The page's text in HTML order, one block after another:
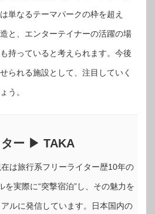
単なるテーマパークの枠を超え
と、エンターテイナーの活躍の場
持っていると考えられます。今後
られる施設として、注目していく
う。
ター ▶ TAKA
は旅行系フリーライター歴10年の
を実際に“突撃宿泊”し、その魅力を
ルに発信しています。日本国内の